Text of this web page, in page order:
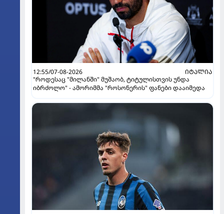
12:55/07-08-2026
ᲘᲢᲐᲚᲘᲐ
"როდესაც "მილანში" მუშაობ, ტიტულისთვის უნდა
იბრძოლო" - ამორიმმა "როსონერის" ფანები დააიმედა